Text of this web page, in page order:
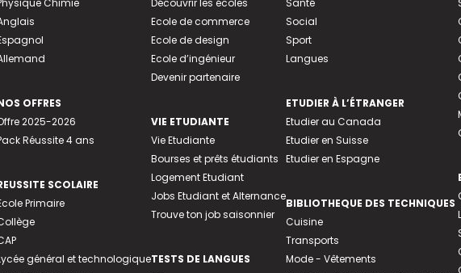
OFFRES
2025-2026
Réussite 4 ans
SCOLAIRE
Primaire
général et technologique
Ecole de commerce
Ecole de design
Ecole d’ingénieur
Devenir partenaire
VIE ETUDIANTE
Vie Etudiante
Bourses et prêts étudiants
Logement Etudiant
Jobs Etudiant et Alternance
Trouve ton job saisonnier
TESTS DE LANGUES
Social
Sport
Langues
ETUDIER À L’ÉTRANGER
Etudier au Canada
Etudier en Suisse
Etudier en Espagne
BIBLIOTHEQUE DES TECHNIQUES
Cuisine
Transports
Mode - Vêtements